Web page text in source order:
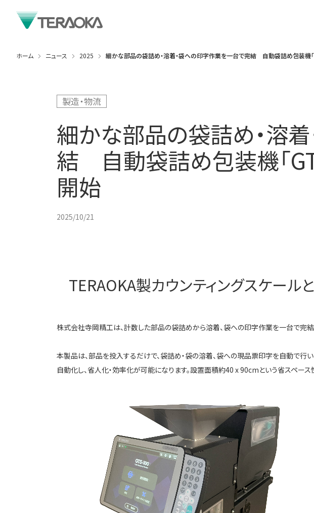
ホーム ニュース 2025 細かな部品の袋詰め・溶着・袋への印字作業を一台で完結 自動袋詰め包装機「
製造・物流
細かな部品の袋詰め・溶
結 自動袋詰め包装機「
開始
2025/10/21
TERAOKA製カウンティングスケール
株式会社寺岡精工は、計数した部品の袋詰めから溶着、袋への印字作業を一台で完結
本製品は、部品を投入するだけで、袋詰め・袋の溶着、袋への現品票印字を自動で行
自動化し、省人化・効率化が可能になります。設置面積約40 x 90cmという省スペー